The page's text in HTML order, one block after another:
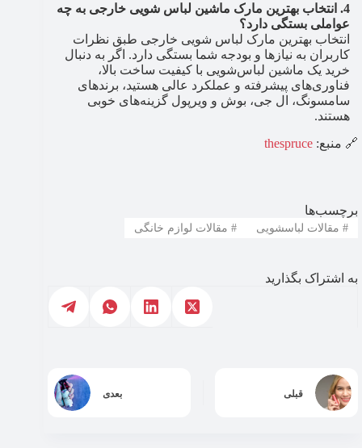
انتخاب بهترین مارک ماشین لباس شویی خارجی به چه
عواملی بستگی دارد؟
انتخاب بهترین مارک لباس شویی خارجی طبق نظرات
کاربران به نیازها و بودجه شما بستگی دارد. اگر به دنبال
خرید یک ماشین لباس‌شویی با کیفیت ساخت بالا،
فناوری‌های پیشرفته و عملکرد عالی هستید، برندهای
سامسونگ، ال جی، بوش و ویرپول گزینه‌های خوبی
هستند.
🔗 منبع: thespruce
برچسب‌ها
#مقالات لباسشویی #مقالات لوازم خانگی
به اشتراک بگذارید
قبلی بعدی